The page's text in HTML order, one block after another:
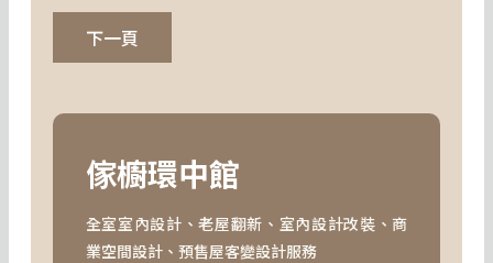
下一頁
傢櫥環中館
全室室內設計、老屋翻新、室內設計改裝、商
業空間設計、預售屋客變設計服務